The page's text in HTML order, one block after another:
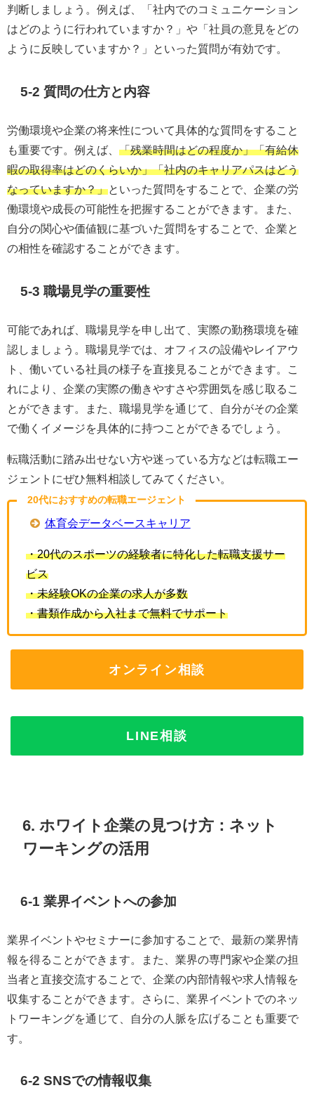
判断しましょう。例えば、「社内でのコミュニケーション
はどのように行われていますか？」や「社員の意見をどの
ように反映していますか？」といった質問が有効です。
5-2 質問の仕方と内容
労働環境や企業の将来性について具体的な質問をすること
も重要です。例えば、 「残業時間はどの程度か」「有給休
暇の取得率はどのくらいか」「社内のキャリアパスはどう
なっていますか？」といった質問をすることで、企業の労
働環境や成長の可能性を把握することができます。また、
自分の関心や価値観に基づいた質問をすることで、企業と
の相性を確認することができます。
5-3 職場見学の重要性
可能であれば、職場見学を申し出て、実際の勤務環境を確
認しましょう。職場見学では、オフィスの設備やレイアウ
ト、働いている社員の様子を直接見ることができます。こ
れにより、企業の実際の働きやすさや雰囲気を感じ取るこ
とができます。また、職場見学を通じて、自分がその企業
で働くイメージを具体的に持つことができるでしょう。
転職活動に踏み出せない方や迷っている方などは転職エー
ジェントにぜひ無料相談してみてください。
20代におすすめの転職エージェント
体育会データベースキャリア
・20代のスポーツの経験者に特化した転職支援サー
ビス
・未経験OKの企業の求人が多数
・書類作成から入社まで無料でサポート
オンライン相談
LINE相談
6. ホワイト企業の見つけ方：ネット
ワーキングの活用
6-1 業界イベントへの参加
業界イベントやセミナーに参加することで、最新の業界情
報を得ることができます。また、業界の専門家や企業の担
当者と直接交流することで、企業の内部情報や求人情報を
収集することができます。さらに、業界イベントでのネッ
トワーキングを通じて、自分の人脈を広げることも重要で
す。
6-2 SNSでの情報収集